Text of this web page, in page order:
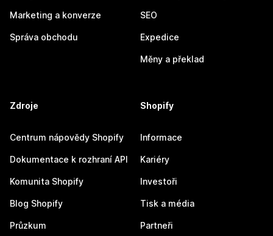
Marketing a konverze
Správa obchodu
SEO
Expedice
Měny a překlad
Zdroje
Centrum nápovědy Shopify
Dokumentace k rozhraní API
Komunita Shopify
Blog Shopify
Průzkum
Shopify
Informace
Kariéry
Investoři
Tisk a média
Partneři